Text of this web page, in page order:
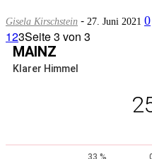
Gisela Kirschstein - 27. Juni 2021 0
123Seite 3 von 3
MAINZ
Klarer Himmel
33 %